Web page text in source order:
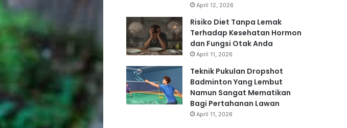
April 12, 2026
Risiko Diet Tanpa Lemak
Terhadap Kesehatan Hormon
dan Fungsi Otak Anda
April 11, 2026
Teknik Pukulan Dropshot
Badminton Yang Lembut
Namun Sangat Mematikan
Bagi Pertahanan Lawan
April 11, 2026